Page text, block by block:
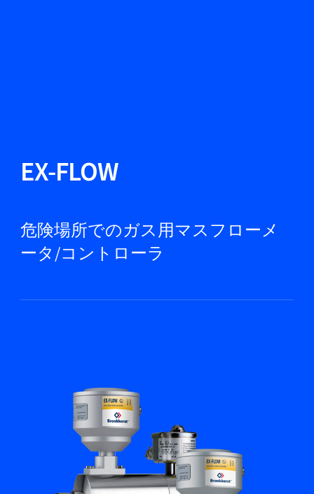
製品紹介
市場
Bronkhorst
EX-FLOW
危険場所でのガス用マスフローメ
ータ/コントローラ